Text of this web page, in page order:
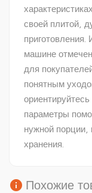
своей плитой,
машине
для
понятным
параметры
нужной порции,
хранения.
info Похожие